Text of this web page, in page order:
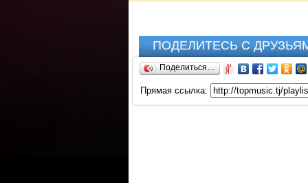
ПОДЕЛИТЕСЬ С
Поделиться…
Прямая ссылка: